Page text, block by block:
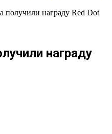
получили награду Red Dot
награду